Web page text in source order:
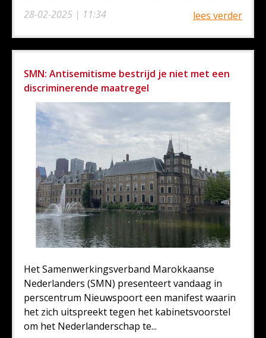
28-02-2025 | 11:34
lees verder
SMN: Antisemitisme bestrijd je niet met een
discriminerende maatregel
Het Samenwerkingsverband Marokkaanse
Nederlanders (SMN) presenteert vandaag in
perscentrum Nieuwspoort een manifest waarin
het zich uitspreekt tegen het kabinetsvoorstel
om het Nederlanderschap te...